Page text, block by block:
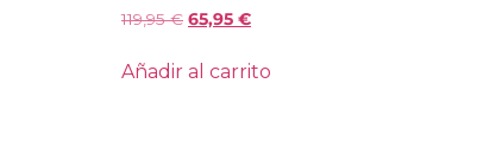
119,95€ 65,95 €
Añadir al carrito